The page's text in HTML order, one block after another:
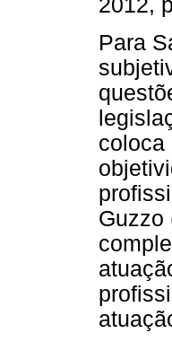
2012,
Para
coloca
Guzzo